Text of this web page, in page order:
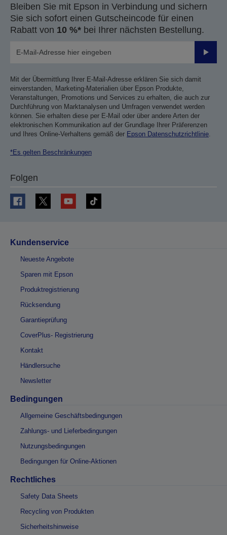
Bleiben Sie mit Epson in Verbindung und sichern
Sie sich sofort einen Gutscheincode für einen
Rabatt von 10 %* bei Ihrer nächsten Bestellung.
Mit der Übermittlung Ihrer E-Mail-Adresse erklären Sie sich damit
einverstanden, Marketing-Materialien über Epson Produkte,
Veranstaltungen, Promotions und Services zu erhalten, die auch zur
Durchführung von Marktanalysen und Umfragen verwendet werden
können. Sie erhalten diese per E-Mail oder über andere Arten der
elektronischen Kommunikation auf der Grundlage Ihrer Präferenzen
und Ihres Online-Verhaltens gemäß der Epson Datenschutzrichtlinie.
*Es gelten Beschränkungen
Folgen
Kundenservice
Neueste Angebote
Sparen mit Epson
Produktregistrierung
Rücksendung
Garantieprüfung
CoverPlus- Registrierung
Kontakt
Händlersuche
Newsletter
Bedingungen
Allgemeine Geschäftsbedingungen
Zahlungs- und Lieferbedingungen
Nutzungsbedingungen
Bedingungen für Online-Aktionen
Rechtliches
Safety Data Sheets
Recycling von Produkten
Sicherheitshinweise